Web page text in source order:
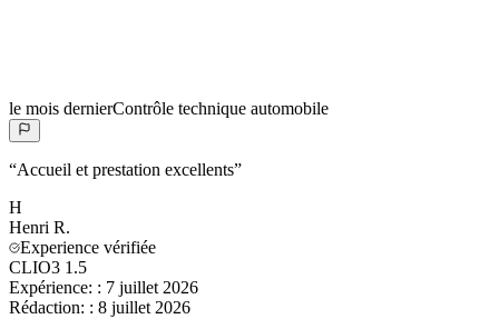
le mois dernierContrôle technique automobile
“Accueil et prestation excellents”
H
Henri R.
Experience vérifiée
CLIO3 1.5
Expérience: : 7 juillet 2026
Rédaction: : 8 juillet 2026